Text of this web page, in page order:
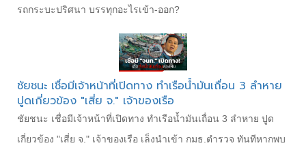
รถกระบะปริศนา บรรทุกอะไรเข้า-ออก?
ชัยชนะ เชื่อมีเจ้าหน้าที่เปิดทาง ทำเรือน้ำมันเถื่อน 3 ลำหาย
ปูดเกี่ยวข้อง "เสี่ย จ." เจ้าของเรือ
ชัยชนะ เชื่อมีเจ้าหน้าที่เปิดทาง ทำเรือน้ำมันเถื่อน 3 ลำหาย ปูด
เกี่ยวข้อง "เสี่ย จ." เจ้าของเรือ เล็งนำเข้า กมธ.ตำรวจ ทันทีหากพบ